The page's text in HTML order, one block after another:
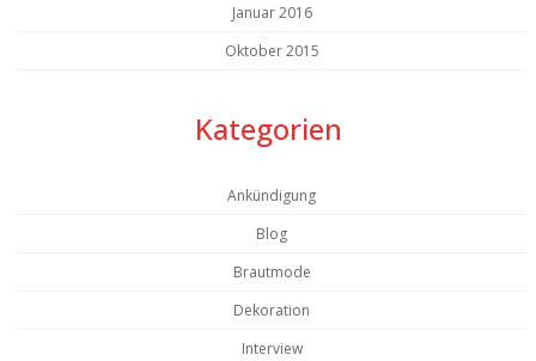
Januar 2016
Oktober 2015
Kategorien
Ankündigung
Blog
Brautmode
Dekoration
Interview